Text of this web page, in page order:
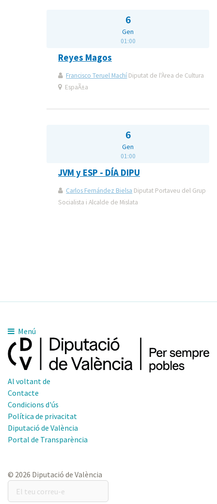
6
Gen
01:00
Reyes Magos
Francisco Teruel Machí Diputat de l'Àrea de Cultura
EspaÃ±a
6
Gen
01:00
JVM y ESP - DÍA DIPU
Carlos Fernández Bielsa Diputat Portaveu del Grup
Socialista i Alcalde de Mislata
Menú
Al voltant de
Contacte
Condicions d'ús
Política de privacitat
Diputació de València
Portal de Transparència
© 2026 Diputació de València
teu